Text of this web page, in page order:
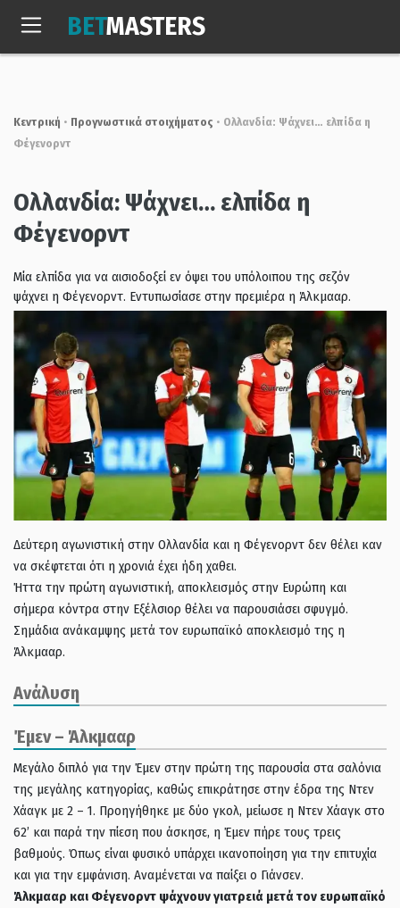
Σαβ, 8 Αυγ. 2026
BETMASTERS
Κεντρική • Προγνωστικά στοιχήματος • Ολλανδία: Ψάχνει… ελπίδα η
Φέγενορντ
Ολλανδία: Ψάχνει… ελπίδα η
Φέγενορντ
Μία ελπίδα για να αισιοδοξεί εν όψει του υπόλοιπου της σεζόν
ψάχνει η Φέγενορντ. Εντυπωσίασε στην πρεμιέρα η Άλκμααρ.
Δεύτερη αγωνιστική στην Ολλανδία και η Φέγενορντ δεν θέλει καν
να σκέφτεται ότι η χρονιά έχει ήδη χαθει.
Ήττα την πρώτη αγωνιστική, αποκλεισμός στην Ευρώπη και
σήμερα κόντρα στην Εξέλσιορ θέλει να παρουσιάσει σφυγμό.
Σημάδια ανάκαμψης μετά τον ευρωπαϊκό αποκλεισμό της η
Άλκμααρ.
Ανάλυση
Έμεν – Άλκμααρ
Μεγάλο διπλό για την Έμεν στην πρώτη της παρουσία στα σαλόνια
της μεγάλης κατηγορίας, καθώς επικράτησε στην έδρα της Ντεν
Χάαγκ με 2 – 1. Προηγήθηκε με δύο γκολ, μείωσε η Ντεν Χάαγκ στο
62’ και παρά την πίεση που άσκησε, η Έμεν πήρε τους τρεις
βαθμούς. Όπως είναι φυσικό υπάρχει ικανοποίηση για την επιτυχία
και για την εμφάνιση. Αναμένεται να παίξει ο Γιάνσεν.
Άλκμααρ και Φέγενορντ ψάχνουν γιατρειά μετά τον ευρωπαϊκό